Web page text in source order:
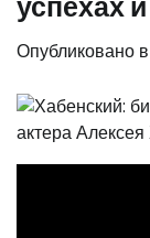
Опубликовано в